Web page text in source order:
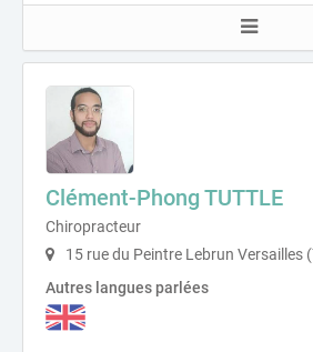
Clément-Phong TUTTLE
Chiropracteur
15 rue du Peintre Lebrun Versailles
Autres langues parlées